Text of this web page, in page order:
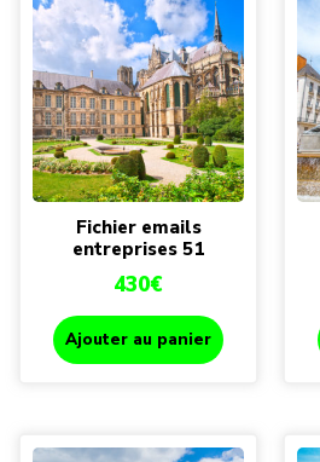
Fichier emails
entreprises 51
430€
Ajouter au panier